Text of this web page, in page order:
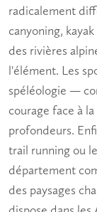
radicalement
canyoning,
des rivières
l'élément. Les
spéléologie —
courage face à
profondeurs.
trail running ou
département
des paysages